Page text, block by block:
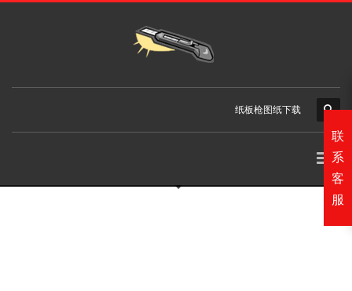
纸板枪图纸下载
联
系
客
服